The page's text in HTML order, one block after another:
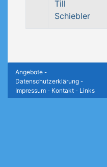
Till
Schiebler
Angebote -
Datenschutzerklärung -
Impressum - Kontakt - Links